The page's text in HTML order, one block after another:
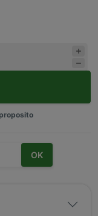
OK